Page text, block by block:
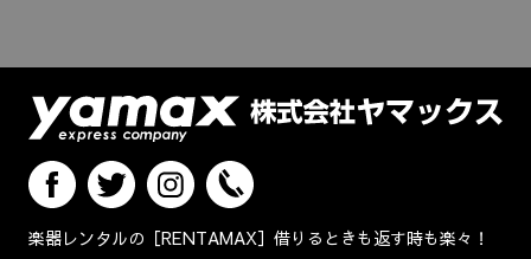
楽器レンタルの［RENTAMAX］借りるときも返す時も楽々！